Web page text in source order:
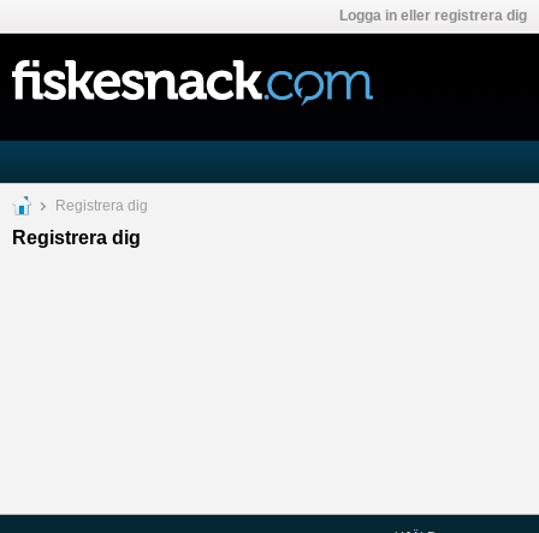
Logga in eller registrera dig
Registrera dig
Registrera dig